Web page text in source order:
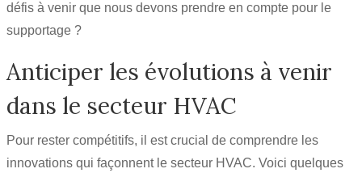
défis à venir que nous devons prendre en compte pour le
supportage ?
Anticiper les évolutions à venir
dans le secteur HVAC
Pour rester compétitifs, il est crucial de comprendre les
innovations qui façonnent le secteur HVAC. Voici quelques